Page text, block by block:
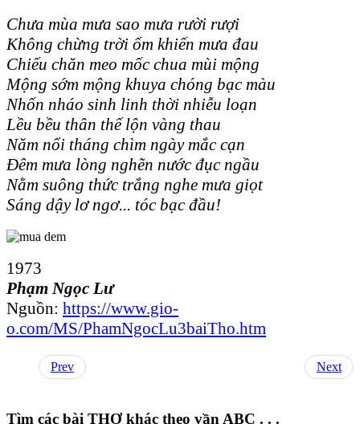
Chưa mùa mưa sao mưa rười rượi
Không chừng trời ốm khiến mưa đau
Chiếu chăn meo mốc chua mùi mộng
Mộng sớm mộng khuya chóng bạc màu
Nhốn nháo sinh linh thời nhiễu loạn
Lều bều thân thế lộn vàng thau
Năm nổi tháng chìm ngày mắc cạn
Đêm mưa lòng nghẽn nước đục ngầu
Nằm suông thức trắng nghe mưa giọt
Sáng dậy lơ ngơ... tóc bạc đầu!
1973
Phạm Ngọc Lư
Nguồn: https://www.gio-
o.com/MS/PhamNgocLu3baiTho.htm
Prev Next
Tìm các bài THƠ khác theo vần ABC . . .